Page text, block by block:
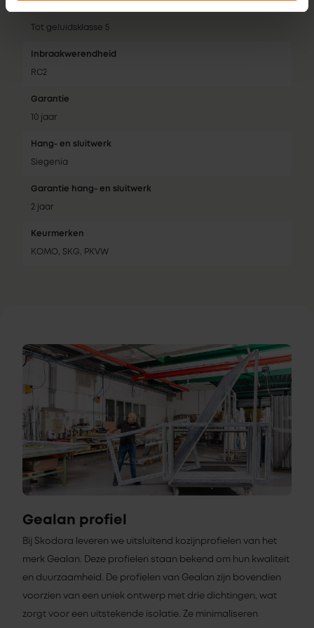
Tot geluidsklasse 5
Inbraakwerendheid
RC2
Garantie
10 jaar
Hang- en sluitwerk
Siegenia
Garantie hang- en sluitwerk
2 jaar
Keurmerken
KOMO, SKG, PKVW
Gealan profiel
Bij Skodora leveren we uitsluitend kozijnprofielen van het
merk Gealan. Deze profielen staan bekend om hun kwaliteit
en duurzaamheid. De profielen van Gealan zijn bovendien
voorzien van een uniek ontwerp met drie dichtingen, wat
zorgt voor een uitstekende isolatie. Ze minimaliseren